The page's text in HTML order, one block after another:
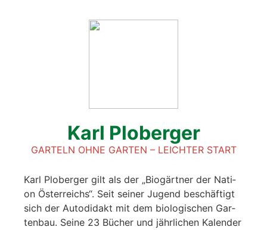
Karl Plober­ger
GAR­TELN OHNE GAR­TEN – LEICH­TER START
Karl Plober­ger gilt als der „Biogärtner der Nati­
on Öster­reichs“. Seit sei­ner Jugend beschäftigt
sich der Auto­di­dakt mit dem bio­lo­gi­schen Gar­
ten­bau. Sei­ne 23 Bücher und jährlichen Kalen­der